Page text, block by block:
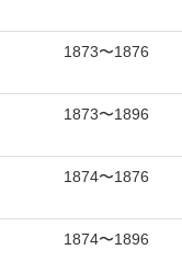
1873〜1876
1873〜1896
1874〜1876
1874〜1896